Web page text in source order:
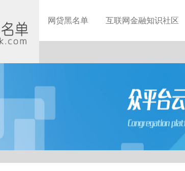
网贷黑名单 互联网金融知识社区